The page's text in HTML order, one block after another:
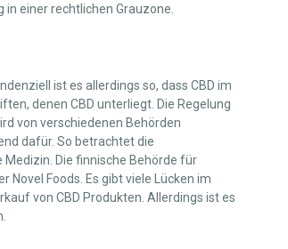
einer rechtlichen Grauzone.
ist es allerdings so, dass CBD im
denen CBD unterliegt. Die Regelung
von verschiedenen Behörden
dafür. So betrachtet die
Die finnische Behörde für
Novel Foods. Es gibt viele Lücken im
von CBD Produkten. Allerdings ist es